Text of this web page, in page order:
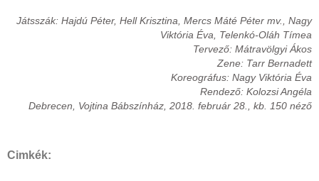
Játsszák: Hajdú Péter, Hell Krisztina, Mercs Máté Péter mv., Nagy
Viktória Éva, Telenkó-Oláh Tímea
Tervező: Mátravölgyi Ákos
Zene: Tarr Bernadett
Koreográfus: Nagy Viktória Éva
Rendező: Kolozsi Angéla
Debrecen, Vojtina Bábszínház, 2018. február 28., kb. 150 néző
Cimkék: